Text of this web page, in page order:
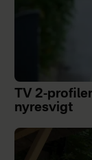
TV 2-
nyresvigt